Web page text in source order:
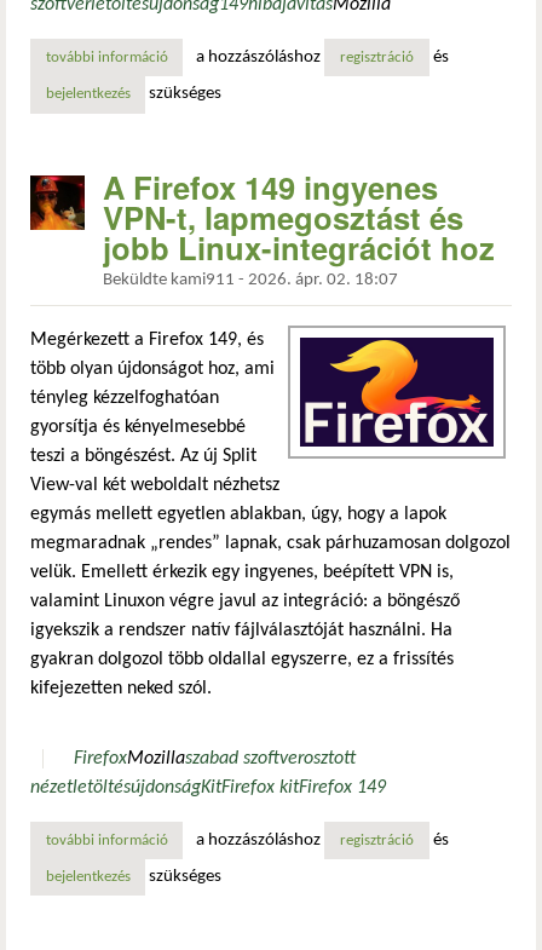
szoftverletöltésújdonság149hibajavításMozilla
további információa firefox 149.0.2 tovább csiszolja a böngésző eszköztárát
a hozzászóláshoz regisztráció és
bejelentkezés szükséges
A Firefox 149 ingyenes
VPN-t, lapmegosztást és
jobb Linux-integrációt hoz
Beküldte kami911 - 2026. ápr. 02. 18:07
Megérkezett a Firefox 149, és
több olyan újdonságot hoz, ami
tényleg kézzelfoghatóan
gyorsítja és kényelmesebbé
teszi a böngészést. Az új Split
View-val két weboldalt nézhetsz
egymás mellett egyetlen ablakban, úgy, hogy a lapok
megmaradnak „rendes” lapnak, csak párhuzamosan dolgozol
velük. Emellett érkezik egy ingyenes, beépített VPN is,
valamint Linuxon végre javul az integráció: a böngésző
igyekszik a rendszer natív fájlválasztóját használni. Ha
gyakran dolgozol több oldallal egyszerre, ez a frissítés
kifejezetten neked szól.
FirefoxMozillaszabad szoftverosztott
nézetletöltésújdonságKitFirefox kitFirefox 149
további információa firefox 149 ingyenes vpn-t, lapmegosztást és jobb
a hozzászóláshoz regisztráció és
bejelentkezés szükséges